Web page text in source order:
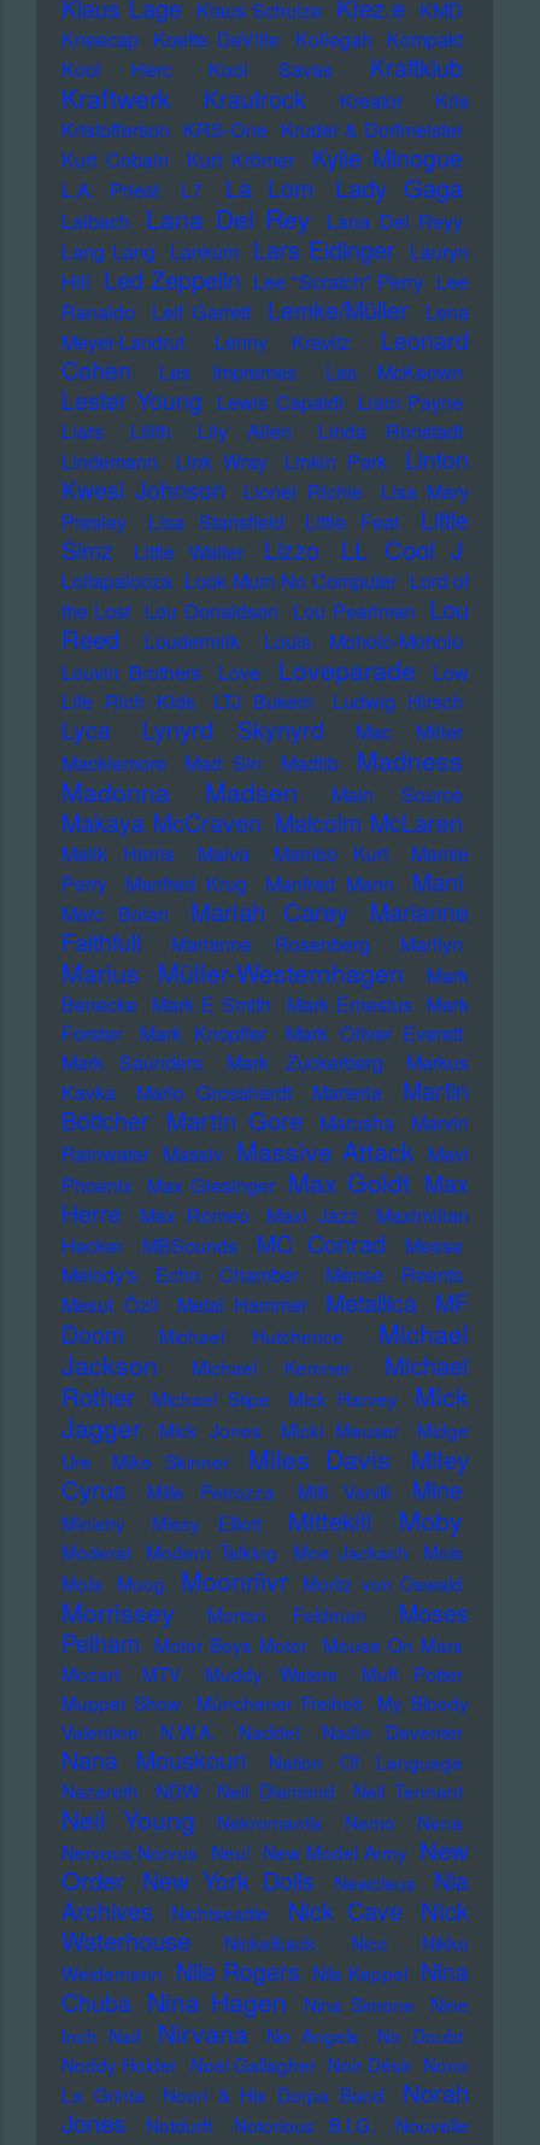
Klaus Lage Klaus Schulze Klez.e KMD
Kneecap Koefte DeVille Kollegah Kompakt
Kool Herc
Kool Savas Kraftklub
Kraftwerk Krautrock Kreator
Kris
Kristofferson KRS-One Kruder & Dorfmeister
Kurt Cobain
Kurt Krömer Kylie Minogue
L.A. Priest L7 La Lom Lady Gaga
Laibach Lana Del Rey
Lana Del Reyy
Lang Lang Lankum Lars Eidinger Lauryn
Hill Led Zeppelin Lee "Scratch" Perry Lee
Ranaldo
Leif Garrett Lemke/Müller
Lena
Meyer-Landrut
Lenny Kravitz
Leonard
Cohen
Les Impremes Les McKeown
Lester Young Lewis Capaldi Liam Payne
Liars
Lilith Lily Allen
Linda Ronstadt
Lindemann
Link Wray Linkin Park
Linton
Kwesi Johnson
Lionel Richie
Lisa Mary
Presley
Lisa Stansfield Little Feat
Little
Simz
Little Walter Lizzo LL Cool J
Lollapalooza Look Mum No Computer Lord of
the Lost Lou Donaldson Lou Pearlman Lou
Reed
Loudermilk
Louis Moholo-Moholo
Louvin Brothers
Love Loveparade
Low
Life Rich Kids
LTJ Bukem Ludwig Hirsch
Lyca Lynyrd Skynyrd
Mac Miller
Macklemore
Mad Sin Madlib
Madness
Madonna
Madsen Main Source
Makaya McCraven Malcolm McLaren
Malik Harris Malva Mambo Kurt
Mamie
Perry
Manfred Krug Manfred Mann Mani
Marc Bolan Mariah Carey
Marianne
Faithfull
Marianne Rosenberg Marilyn
Marius Müller-Westernhagen
Mark
Benecke Mark E Smith Mark Ernestus Mark
Forster
Mark Knopfler
Mark Oliver Everett
Mark Saunders
Mark Zuckerberg
Markus
Kavka
Marlo Grosshardt Marteria
Martin
Böttcher Martin Gore Marusha
Marvin
Rainwater Massiv Massive Attack Mavi
Phoenix Max Giesinger Max Goldt Max
Herre
Max Romeo Maxi Jazz
Maximilian
Hecker
MBSounds MC Conrad
Meese
Melody's Echo Chamber
Mense Reents
Mesut Özil
Metal Hammer Metallica MF
Doom
Michael Hutchence
Michael
Jackson
Michael Kemner
Michael
Rother
Michael Stipe Mick Harvey
Mick
Jagger
Mick Jones Micki Meuser
Midge
Ure
Mike Skinner Miles Davis
Miley
Cyrus
Mille Petrozza Milli Vanilli Mine
Ministry Missy Elliott Mittekill Moby
Moderat Modern Talking Moe Jacksch
Mois
Mola
Moog Moonriivr Moritz von Oswald
Morrissey Morton Feldman
Moses
Pelham
Motor Boys Motor
Mouse On Mars
Mozart
MTV Muddy Waters
Muff Potter
Muppet Show
Münchener Freiheit
My Bloody
Valentine
N.W.A. Naddel Nadin Deventer
Nana Mouskouri
Nation Of Language
Nazareth
NDW Neil Diamond Neil Tennant
Neil Young Nekromantix Nemo
Nena
Nervous Norvus Neu! New Model Army New
Order New York Dolls Newcleus
Nia
Archives
Nichtseattle Nick Cave
Nick
Waterhouse
Nickelback Nico
Nikko
Weidemann Nile Rogers Nils Keppel Nina
Chuba Nina Hagen Nina Simone
Nine
Inch Nail
Nirvana No Angels
No Doubt
Noddy Holder Noel Gallagher Noir Désir Nono
La Grinta
Noori & His Dorpa Band
Norah
Jones
Notdurft Notorious B.I.G.
Nouvelle